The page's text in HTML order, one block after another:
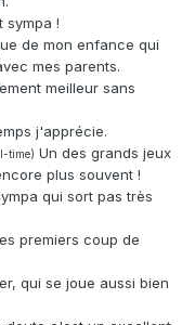
sympa !
de mon enfance qui
mes parents.
meilleur sans
j'apprécie.
time) Un des grands jeux
plus souvent !
qui sort pas très
premiers coup de
qui se joue aussi bien